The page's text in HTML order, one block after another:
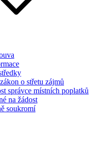
o střetu zájmů
správce místních poplatků
na žádost
soukromí